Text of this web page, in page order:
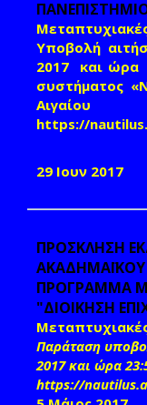
Υποβολή
2017 και ώρα
συστήματος
https://
29 Ιουν 2017
ΠΡΟΣΚΛΗΣΗ
ΑΚΑΔΗΜΑΪΚΟΥ
ΠΡΟΓΡΑΜΜΑ
"ΔΙΟΙΚΗΣΗ
Παράταση
2017 και ώρα
https://